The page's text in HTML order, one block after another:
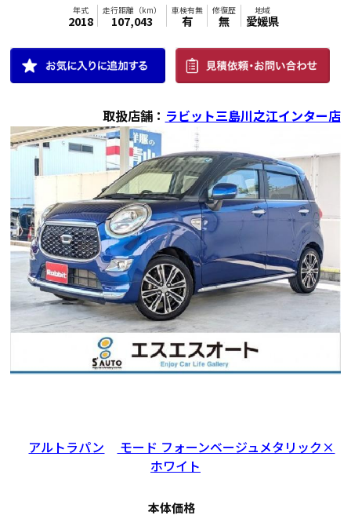
2018
走行距離（km）
107,043
車検有無
有
修復歴
無
地域
愛媛県
取扱店舗： ラビット三島川之江インター店
アルトラパン
モード フォーンベージュメタリック×
ホワイト
本体価格